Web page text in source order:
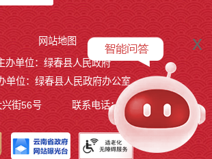
x
网站地图
办单位：绿春县人民政府
单位：绿春县人民政府办公室
街56号 联系电话：0873-4221495